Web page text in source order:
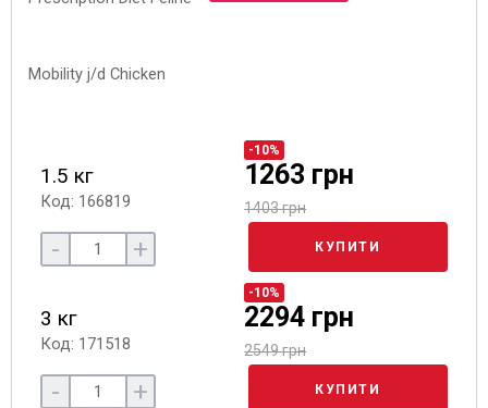
1.5 кг
Код: 166819
-10%
1263 грн
1403 грн
- + КУПИТИ
3 кг
Код: 171518
-10%
2294 грн
2549 грн
- + КУПИТИ